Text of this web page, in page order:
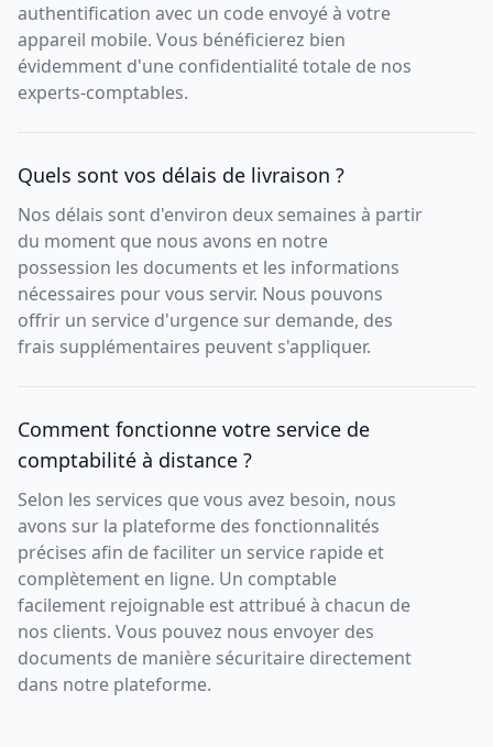
authentification avec un code envoyé à votre
appareil mobile. Vous bénéficierez bien
évidemment d'une confidentialité totale de nos
experts-comptables.
Quels sont vos délais de livraison ?
Nos délais sont d'environ deux semaines à partir
du moment que nous avons en notre
possession les documents et les informations
nécessaires pour vous servir. Nous pouvons
offrir un service d'urgence sur demande, des
frais supplémentaires peuvent s'appliquer.
Comment fonctionne votre service de
comptabilité à distance ?
Selon les services que vous avez besoin, nous
avons sur la plateforme des fonctionnalités
précises afin de faciliter un service rapide et
complètement en ligne. Un comptable
facilement rejoignable est attribué à chacun de
nos clients. Vous pouvez nous envoyer des
documents de manière sécuritaire directement
dans notre plateforme.